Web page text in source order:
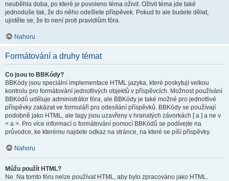
neuběhla doba, po které je povoleno téma oživit. Oživit téma jde také
jednoduše tak, že do něho odešlete příspěvek. Pokud to ale budete dělat,
ujistěte se, že to není proti pravidlům fóra.
Nahoru
Formátování a druhy témat
Co jsou to BBKódy?
BBKódy jsou speciální implementace HTML jazyka, které poskytují velkou
kontrolu pro formátování jednotlivých objektů v příspěvcích. Možnost používání
BBKódů uděluje administrátor fóra, ale BBKódy je také možné pro jednotlivé
příspěvky zakázat ve formuláři pro odesílání příspěvků. BBKódy se používají
podobně jako HTML, ale tagy jsou uzavřeny v hranatých závorkách [ a ] a ne v
< a >. Pro více informací o formátování pomocí BBKódů se podívejte na
průvodce, ke kterému najdete odkaz na stránce, na které se píší příspěvky.
Nahoru
Můžu použít HTML?
Ne. Na tomto fóru nelze používat HTML, aby bylo zpracováno jako HTML.